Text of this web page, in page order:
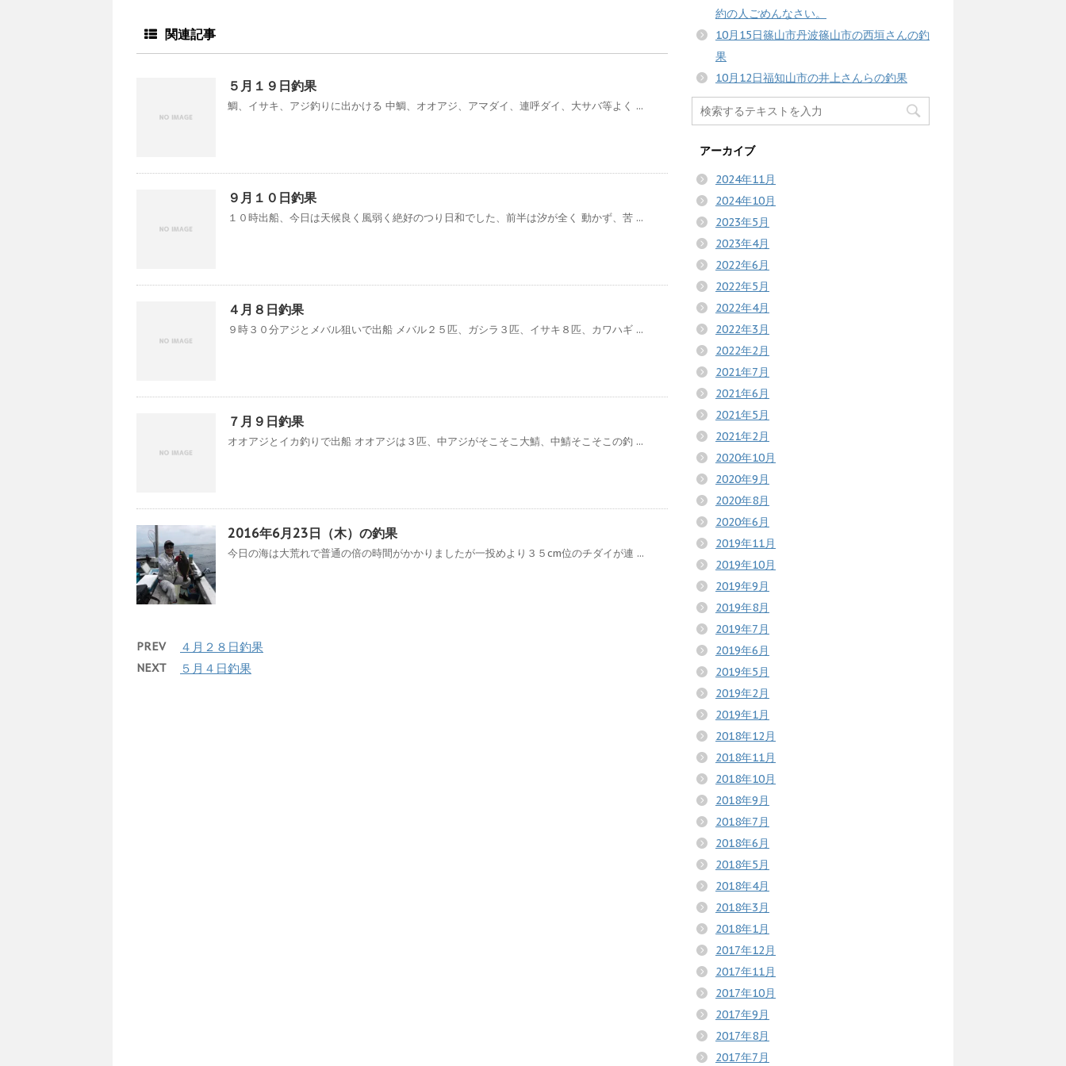
関連記事
５月１９日釣果
鯛、イサキ、アジ釣りに出かける 中鯛、オオアジ、アマダイ、連呼ダイ、大サバ等よく ...
９月１０日釣果
１０時出船、今日は天候良く風弱く絶好のつり日和でした、前半は汐が全く 動かず、苦 ...
４月８日釣果
９時３０分アジとメバル狙いで出船 メバル２５匹、ガシラ３匹、イサキ８匹、カワハギ ...
７月９日釣果
オオアジとイカ釣りで出船 オオアジは３匹、中アジがそこそこ大鯖、中鯖そこそこの釣 ...
2016年6月23日（木）の釣果
今日の海は大荒れで普通の倍の時間がかかりましたが一投めより３５cm位のチダイが連 ...
PREV ４月２８日釣果
NEXT ５月４日釣果
約の人ごめんなさい。
10月15日篠山市丹波篠山市の西垣さんの釣
果
10月12日福知山市の井上さんらの釣果
アーカイブ
2024年11月
2024年10月
2023年5月
2023年4月
2022年6月
2022年5月
2022年4月
2022年3月
2022年2月
2021年7月
2021年6月
2021年5月
2021年2月
2020年10月
2020年9月
2020年8月
2020年6月
2019年11月
2019年10月
2019年9月
2019年8月
2019年7月
2019年6月
2019年5月
2019年2月
2019年1月
2018年12月
2018年11月
2018年10月
2018年9月
2018年7月
2018年6月
2018年5月
2018年4月
2018年3月
2018年1月
2017年12月
2017年11月
2017年10月
2017年9月
2017年8月
2017年7月